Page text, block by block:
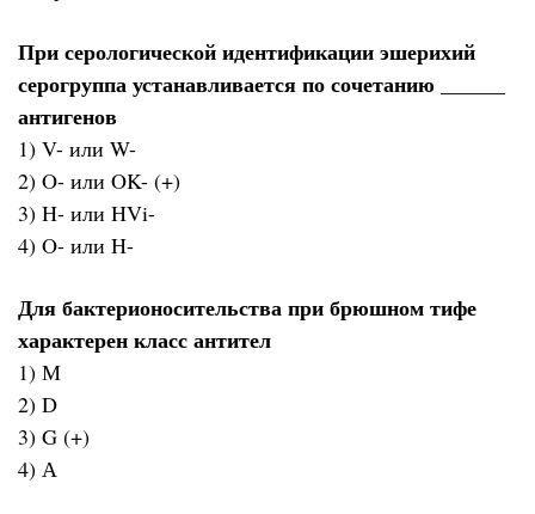
При серологической идентификации эшерихий
серогруппа устанавливается по сочетанию ______
антигенов
1) V- или W-
2) O- или OK- (+)
3) H- или HVi-
4) O- или H-
Для бактерионосительства при брюшном тифе
характерен класс антител
1) М
2) D
3) G (+)
4) А